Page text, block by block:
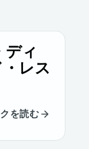
ディ
レス
クを読む